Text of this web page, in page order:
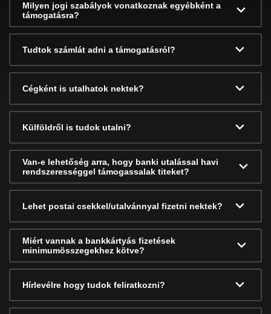
Milyen jogi szabályok vonatkoznak egyébként a
támogatásra?
Tudtok számlát adni a támogatásról?
Cégként is utalhatok nektek?
Külföldről is tudok utalni?
Van-e lehetőség arra, hogy banki utalással havi
rendszerességgel támogassalak titeket?
Lehet postai csekkel/utalvánnyal fizetni nektek?
Miért vannak a bankkártyás fizetések
minimumösszegekhez kötve?
Hírlevélre hogy tudok feliratkozni?